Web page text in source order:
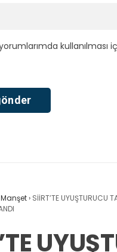
› SİİRT’TE UYUŞTURUCU